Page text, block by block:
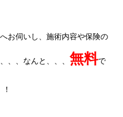
お伺いし、施術内容や保険の
、、なんと、、、 無料で